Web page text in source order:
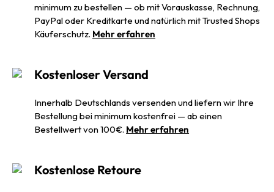
minimum zu bestellen — ob mit Vorauskasse, Rechnung,
PayPal oder Kreditkarte und natürlich mit Trusted Shops
Käuferschutz. Mehr erfahren
Kostenloser Versand
Innerhalb Deutschlands versenden und liefern wir Ihre
Bestellung bei minimum kostenfrei — ab einen
Bestellwert von 100€. Mehr erfahren
Kostenlose Retoure